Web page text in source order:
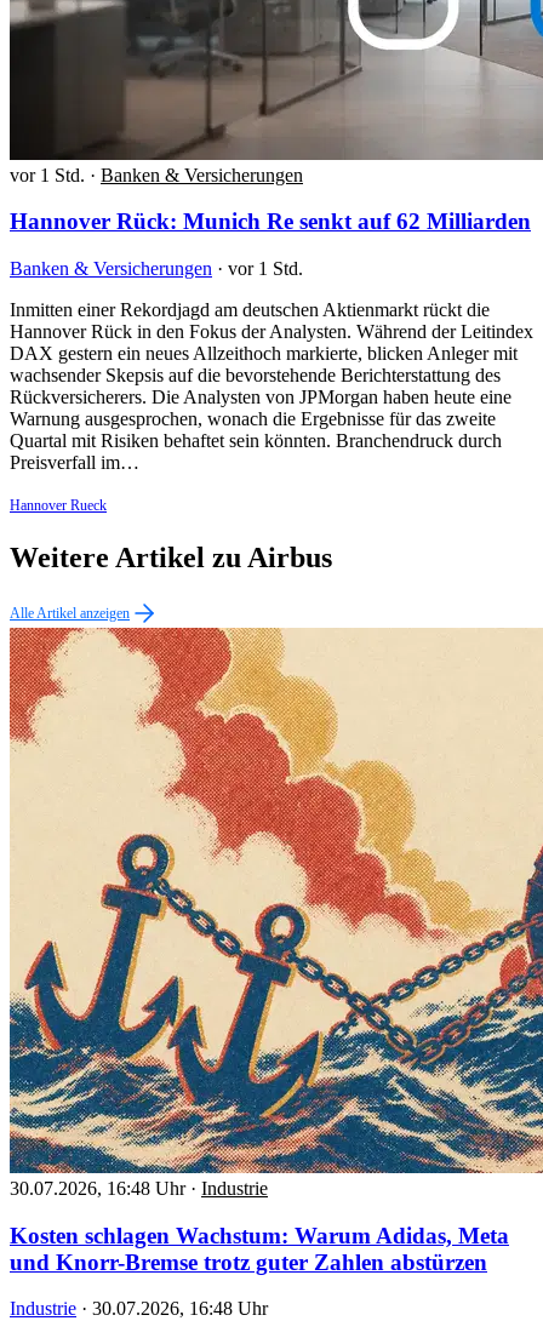
vor 1 Std. · Banken & Versicherungen
Hannover Rück: Munich Re senkt auf 62 Milliarden
Banken & Versicherungen · vor 1 Std.
Inmitten einer Rekordjagd am deutschen Aktienmarkt rückt die
Hannover Rück in den Fokus der Analysten. Während der Leitindex
DAX gestern ein neues Allzeithoch markierte, blicken Anleger mit
wachsender Skepsis auf die bevorstehende Berichterstattung des
Rückversicherers. Die Analysten von JPMorgan haben heute eine
Warnung ausgesprochen, wonach die Ergebnisse für das zweite
Quartal mit Risiken behaftet sein könnten. Branchendruck durch
Preisverfall im…
Hannover Rueck
Weitere Artikel zu Airbus
Alle Artikel anzeigen
30.07.2026, 16:48 Uhr · Industrie
Kosten schlagen Wachstum: Warum Adidas, Meta
und Knorr-Bremse trotz guter Zahlen abstürzen
Industrie · 30.07.2026, 16:48 Uhr